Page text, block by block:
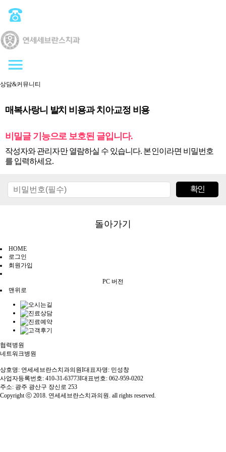
상담&커뮤니티
매복사랑니 발치 비용과 치아교정 비용
비밀글 기능으로 보호된 글입니다.
작성자와 관리자만 열람하실 수 있습니다. 본인이라면 비밀번호
를 입력하세요.
돌아가기
HOME
로그인
회원가입
PC 버전
맨위로
협력병원
네트워크병원
상호명: 연세세브란스치과의원I대표자명: 민성창
사업자등록번호: 410-31-63773I대표번호: 062-959-0202
주소: 광주 광산구 장신로 253
Copyright ⓒ 2018. 연세세브란스치과의원. all rights reserved.